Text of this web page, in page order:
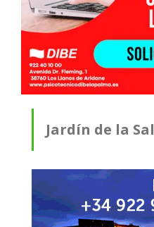
Jardín de la Sal